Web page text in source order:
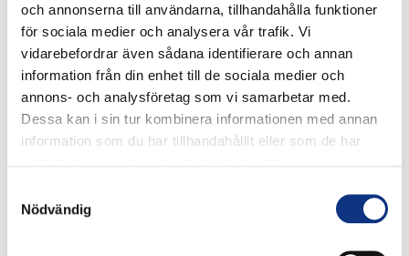
och annonserna till användarna, tillhandahålla funktioner
för sociala medier och analysera vår trafik. Vi
vidarebefordrar även sådana identifierare och annan
information från din enhet till de sociala medier och
annons- och analysföretag som vi samarbetar med.
Dessa kan i sin tur kombinera informationen med annan
information som du har tillhandahållit eller som de har
Nödvändig